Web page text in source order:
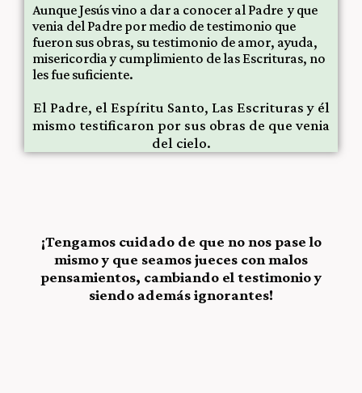
Aunque Jesús vino a dar a conocer al Padre y que
venia del Padre por medio de testimonio que
fueron sus obras, su testimonio de amor, ayuda,
misericordia y cumplimiento de las Escrituras, no
les fue suficiente.
El Padre, el Espíritu Santo, Las Escrituras y él
mismo testificaron por sus obras de que venia
del cielo.
¡Tengamos cuidado de que no nos pase lo
mismo y que seamos jueces con malos
pensamientos, cambiando el testimonio y
siendo además ignorantes!